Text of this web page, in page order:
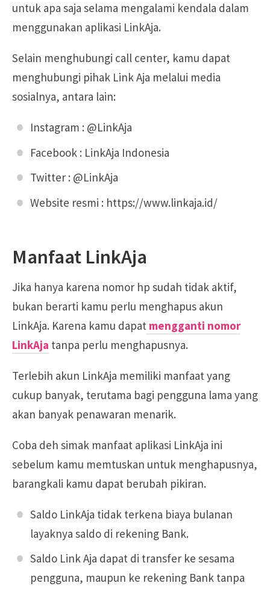
untuk apa saja selama mengalami kendala dalam
menggunakan aplikasi LinkAja.
Selain menghubungi call center, kamu dapat
menghubungi pihak Link Aja melalui media
sosialnya, antara lain:
Instagram : @LinkAja
Facebook : LinkAja Indonesia
Twitter : @LinkAja
Website resmi : https://www.linkaja.id/
Manfaat LinkAja
Jika hanya karena nomor hp sudah tidak aktif,
bukan berarti kamu perlu menghapus akun
LinkAja. Karena kamu dapat mengganti nomor
LinkAja tanpa perlu menghapusnya.
Terlebih akun LinkAja memiliki manfaat yang
cukup banyak, terutama bagi pengguna lama yang
akan banyak penawaran menarik.
Coba deh simak manfaat aplikasi LinkAja ini
sebelum kamu memtuskan untuk menghapusnya,
barangkali kamu dapat berubah pikiran.
Saldo LinkAja tidak terkena biaya bulanan
layaknya saldo di rekening Bank.
Saldo Link Aja dapat di transfer ke sesama
pengguna, maupun ke rekening Bank tanpa